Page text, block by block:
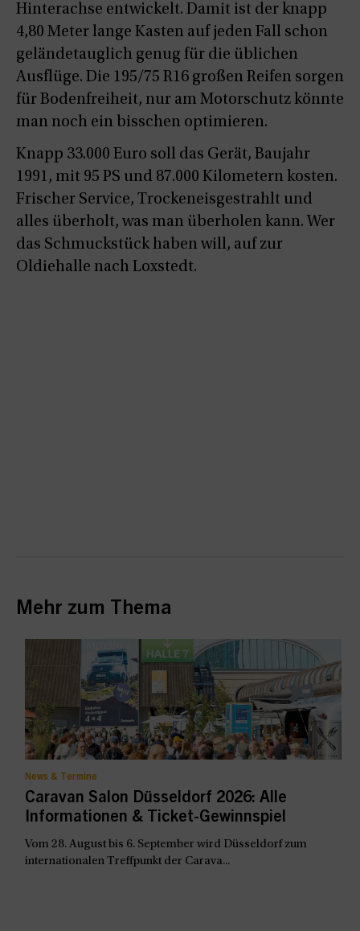
Hinterachse entwickelt. Damit ist der knapp
4,80 Meter lange Kasten auf jeden Fall schon
geländetauglich genug für die üblichen
Ausflüge. Die 195/75 R16 großen Reifen sorgen
für Bodenfreiheit, nur am Motorschutz könnte
man noch ein bisschen optimieren.
Knapp 33.000 Euro soll das Gerät, Baujahr
1991, mit 95 PS und 87.000 Kilometern kosten.
Frischer Service, Trockeneisgestrahlt und
alles überholt, was man überholen kann. Wer
das Schmuckstück haben will, auf zur
Oldiehalle nach Loxstedt.
Mehr zum Thema
News & Termine
Caravan Salon Düsseldorf 2026: Alle
Informationen & Ticket-Gewinnspiel
Vom 28. August bis 6. September wird Düsseldorf zum
internationalen Treffpunkt der Carava...